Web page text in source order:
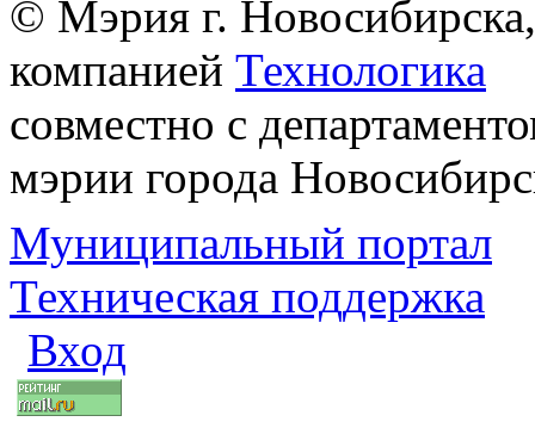
© Мэрия г.
компанией Технологика
совместно с
мэрии города
Муниципальный портал
Техническая поддержка
Вход